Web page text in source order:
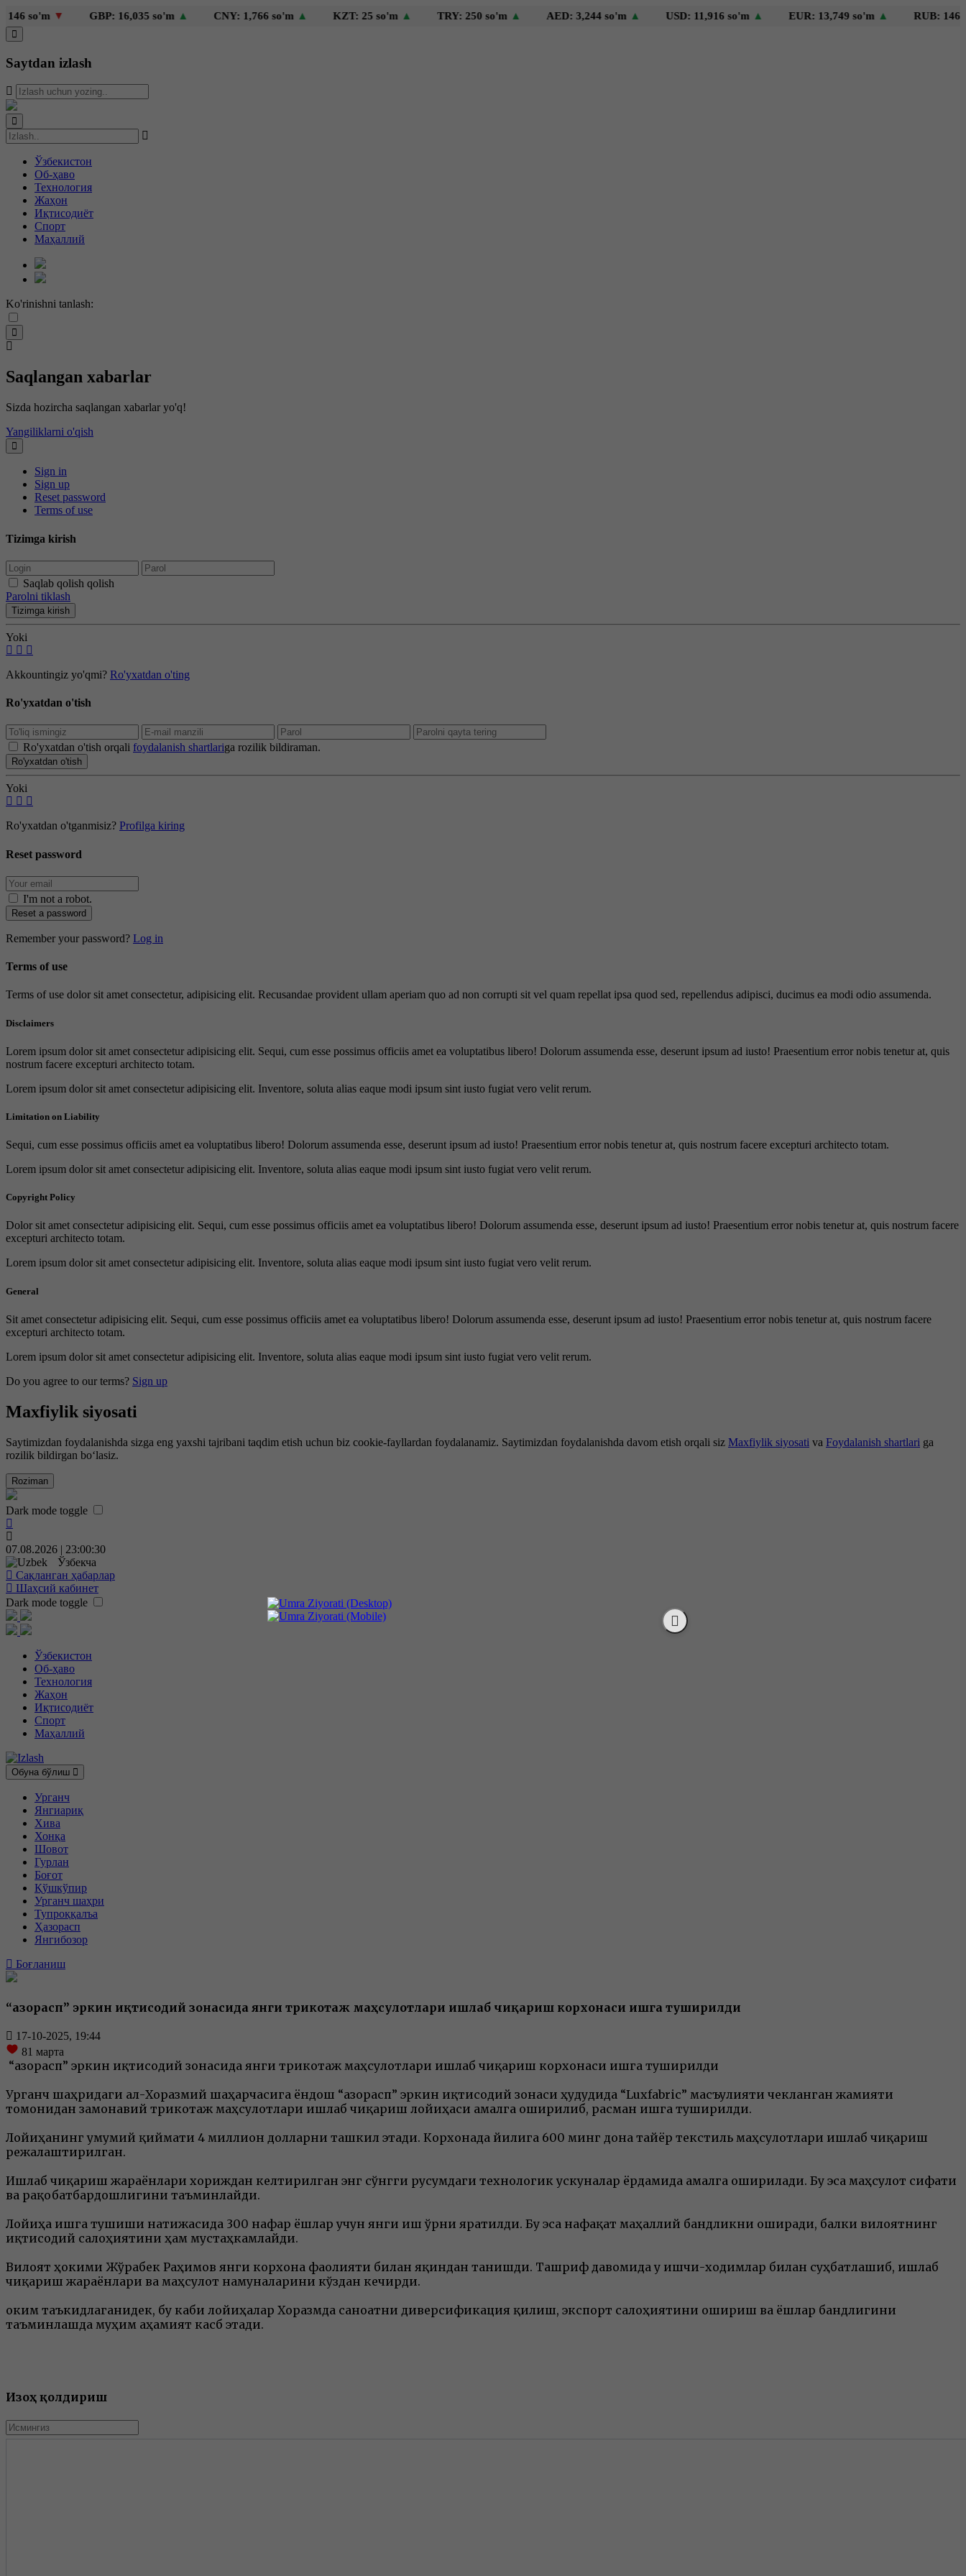
▼ GBP: 16,035 so'm▲ CNY: 1,766 so'm▲ KZT: 25 so'm ▲ TRY: 250 so'm▲ AED: 3,244 so'm▲ USD: 11,916 so'm▲ EUR: 13,749 so'm▲ RUB: 146 so'm▼
Saytdan izlash
Ўзбекистон
Об-ҳаво
Технология
Жаҳон
Иқтисодиёт
Спорт
Маҳаллий
Ko'rinishni tanlash:
Saqlangan xabarlar
Sizda hozircha saqlangan xabarlar yo'q!
Yangiliklarni o'qish
Sign in
Sign up
Reset password
Terms of use
Tizimga kirish
Saqlab qolish qolish
Parolni tiklash
Tizimga kirish
Yoki
Akkountingiz yo'qmi? Ro'yxatdan o'ting
Ro'yxatdan o'tish
Ro'yxatdan o'tish orqali foydalanish shartlariga rozilik bildiraman.
Ro'yxatdan o'tish
Yoki
Ro'yxatdan o'tganmisiz? Profilga kiring
Reset password
I'm not a robot.
Reset a password
Remember your password? Log in
Terms of use
Terms of use dolor sit amet consectetur, adipisicing elit. Recusandae provident ullam aperiam quo ad non corrupti sit vel quam repellat ipsa quod sed, repellendus adipisci, ducimus ea modi odio assumenda.
Disclaimers
Lorem ipsum dolor sit amet consectetur adipisicing elit. Sequi, cum esse possimus officiis amet ea voluptatibus libero! Dolorum assumenda esse, deserunt ipsum ad iusto! Praesentium error nobis tenetur at, quis
nostrum facere excepturi architecto totam.
Lorem ipsum dolor sit amet consectetur adipisicing elit. Inventore, soluta alias eaque modi ipsum sint iusto fugiat vero velit rerum.
Limitation on Liability
Sequi, cum esse possimus officiis amet ea voluptatibus libero! Dolorum assumenda esse, deserunt ipsum ad iusto! Praesentium error nobis tenetur at, quis nostrum facere excepturi architecto totam.
Lorem ipsum dolor sit amet consectetur adipisicing elit. Inventore, soluta alias eaque modi ipsum sint iusto fugiat vero velit rerum.
Copyright Policy
Dolor sit amet consectetur adipisicing elit. Sequi, cum esse possimus officiis amet ea voluptatibus libero! Dolorum assumenda esse, deserunt ipsum ad iusto! Praesentium error nobis tenetur at, quis nostrum facere
excepturi architecto totam.
Lorem ipsum dolor sit amet consectetur adipisicing elit. Inventore, soluta alias eaque modi ipsum sint iusto fugiat vero velit rerum.
General
Sit amet consectetur adipisicing elit. Sequi, cum esse possimus officiis amet ea voluptatibus libero! Dolorum assumenda esse, deserunt ipsum ad iusto! Praesentium error nobis tenetur at, quis nostrum facere
excepturi architecto totam.
Lorem ipsum dolor sit amet consectetur adipisicing elit. Inventore, soluta alias eaque modi ipsum sint iusto fugiat vero velit rerum.
Do you agree to our terms? Sign up
Maxfiylik siyosati
Saytimizdan foydalanishda sizga eng yaxshi tajribani taqdim etish uchun biz cookie-fayllardan foydalanamiz. Saytimizdan foydalanishda davom etish orqali siz Maxfiylik siyosati va Foydalanish shartlari ga
rozilik bildirgan bo‘lasiz.
Roziman
Dark mode toggle
07.08.2026 | 23:00:31
Ўзбекча
Сақланган ҳабарлар
Шаҳсий кабинет
Dark mode toggle
Ўзбекистон
Об-ҳаво
Технология
Жаҳон
Иқтисодиёт
Спорт
Маҳаллий
Обуна бўлиш
Урганч
Янгиариқ
Хива
Хонқа
Шовот
Гурлан
Боғот
Қўшкўпир
Урганч шаҳри
Тупроққалъа
Ҳазорасп
Янгибозор
Боғланиш
“Ҳазорасп” эркин иқтисодий зонасида янги трикотаж маҳсулотлари ишлаб чиқариш корхонаси ишга туширилди
17-10-2025, 19:44
81 марта
“Ҳазорасп” эркин иқтисодий зонасида янги трикотаж маҳсулотлари ишлаб чиқариш корхонаси ишга туширилди
Урганч шаҳридаги ал-Хоразмий шаҳарчасига ёндош “Ҳазорасп” эркин иқтисодий зонаси ҳудудида “Luxfabric” масъулияти чекланган жамияти
томонидан замонавий трикотаж маҳсулотлари ишлаб чиқариш лойиҳаси амалга оширилиб, расман ишга туширилди.
Лойиҳанинг умумий қиймати 4 миллион долларни ташкил этади. Корхонада йилига 600 минг дона тайёр текстиль маҳсулотлари ишлаб чиқариш
режалаштирилган.
Ишлаб чиқариш жараёнлари хориждан келтирилган энг сўнгги русумдаги технологик ускуналар ёрдамида амалга оширилади. Бу эса маҳсулот сифати
ва рақобатбардошлигини таъминлайди.
Лойиҳа ишга тушиши натижасида 300 нафар ёшлар учун янги иш ўрни яратилди. Бу эса нафақат маҳаллий бандликни оширади, балки вилоятнинг
иқтисодий салоҳиятини ҳам мустаҳкамлайди.
Вилоят ҳокими Жўрабек Раҳимов янги корхона фаолияти билан яқиндан танишди. Ташриф давомида у ишчи-ходимлар билан суҳбатлашиб, ишлаб
чиқариш жараёнлари ва маҳсулот намуналарини кўздан кечирди.
Ҳоким таъкидлаганидек, бу каби лойиҳалар Хоразмда саноатни диверсификация қилиш, экспорт салоҳиятини ошириш ва ёшлар бандлигини
таъминлашда муҳим аҳамият касб этади.
Изоҳ қолдириш